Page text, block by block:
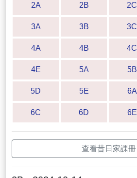
2A 2B 2C
3A 3B 3C
4A 4B 4C
4E 5A 5B
5D 5E 6A
6C 6D 6E
查看昔日家課冊